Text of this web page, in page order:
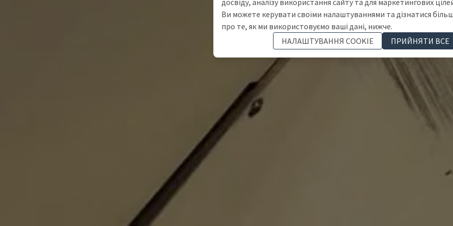
досвіду, аналізу використання сайту та для маркетингових
Ви можете керувати своїми налаштуваннями та дізнатися
про те, як ми використовуємо ваші дані, нижче.
НАЛАШТУВАННЯ COOKIE
ПРИЙНЯТИ ВСЕ